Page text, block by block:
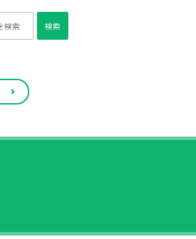
検索